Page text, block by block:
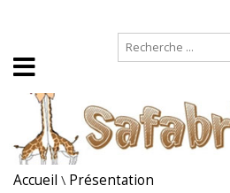
Accueil \ Présentation